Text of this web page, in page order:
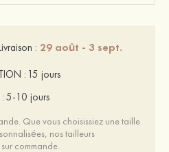
: 29 août - 3 sept.
: 15 jours
:5-10 jours
Que vous choisissiez une taille
nos tailleurs
commande.